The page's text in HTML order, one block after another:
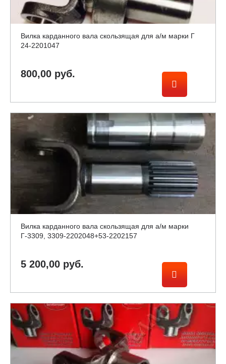
Вилка карданного вала скользящая для а/м марки Г
24-2201047
800,00 руб.
Вилка карданного вала скользящая для а/м марки
Г-3309, 3309-2202048+53-2202157
5 200,00 руб.